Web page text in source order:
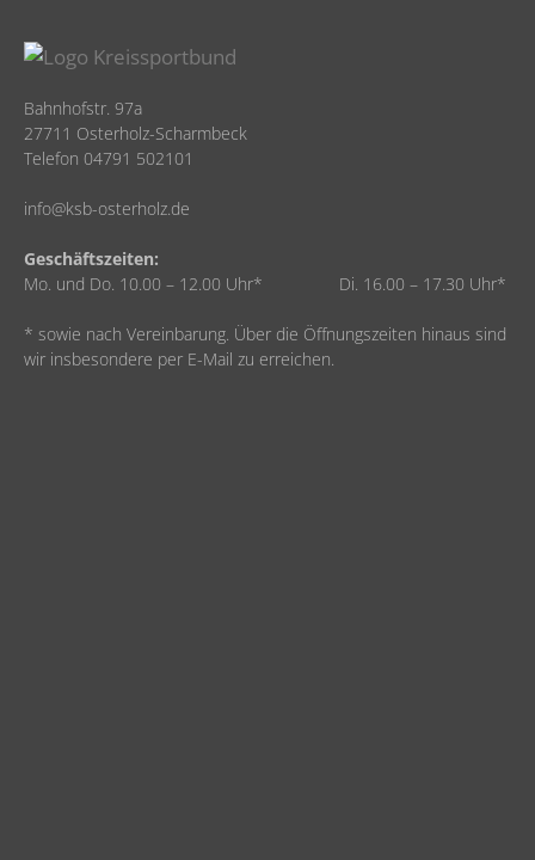
Bahnhofstr. 97a
27711 Osterholz-Scharmbeck
Telefon 04791 502101
info@ksb-osterholz.de
Geschäftszeiten:
Mo. und Do. 10.00 – 12.00 Uhr* Di. 16.00 – 17.30 Uhr*
* sowie nach Vereinbarung. Über die Öffnungszeiten hinaus sind
wir insbesondere per E-Mail zu erreichen.